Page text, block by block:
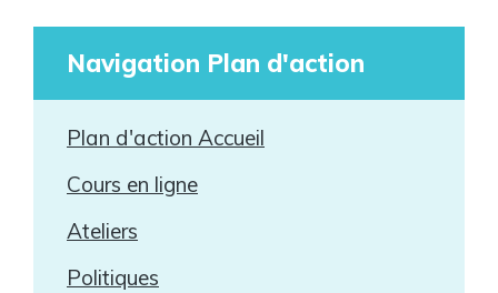
Navigation Plan d'action
Plan d'action Accueil
Cours en ligne
Ateliers
Politiques